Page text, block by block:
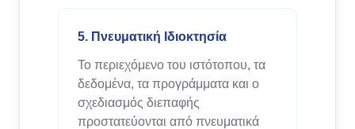
5. Πνευματική Ιδιοκτησία
Το περιεχόμενο του ιστότοπου, τα
δεδομένα, τα προγράμματα και ο
σχεδιασμός διεπαφής
προστατεύονται από πνευματικά